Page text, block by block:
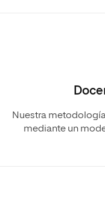
Nuestra
mediante un